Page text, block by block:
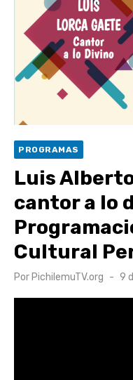
Retrospectiva 2026 |
Araneda
Cantor Popular Raúl
Pichilemu
Cóctel de Sábado:
esterilización de
PROGRAMAS
Luis
cantor a lo
Cultural
Por PichilemuTV.org 9